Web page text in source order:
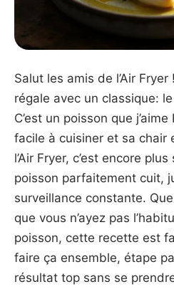
Salut les amis de l’Air Fryer
régale avec un classique:
C’est un poisson que
facile à cuisiner et sa chair
l’Air Fryer, c’est encore
poisson parfaitement cuit,
surveillance constante.
que vous n’ayez pas
poisson, cette recette est
faire ça ensemble, étape
résultat top sans se